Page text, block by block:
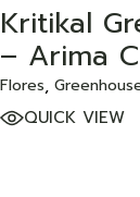
Kritikal
– Arima
Flores
QUICK VIEW